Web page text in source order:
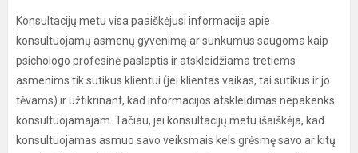
Konsultacijų metu visa paaiškėjusi informacija apie
konsultuojamų asmenų gyvenimą ar sunkumus saugoma kaip
psichologo profesinė paslaptis ir atskleidžiama tretiems
asmenims tik sutikus klientui (jei klientas vaikas, tai sutikus ir jo
tėvams) ir užtikrinant, kad informacijos atskleidimas nepakenks
konsultuojamajam. Tačiau, jei konsultacijų metu išaiškėja, kad
konsultuojamas asmuo savo veiksmais kels grėsmę savo ar kitų